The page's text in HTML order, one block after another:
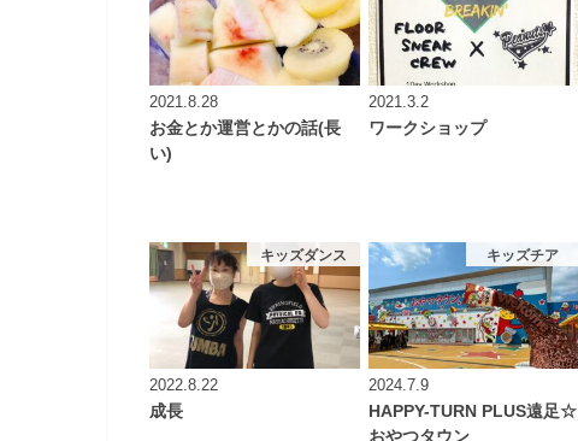
2021.8.28
お金とか運営とかの話(長
い)
2021.3.2
ワークショップ
キッズダンス
2022.8.22
成長
キッズチア
2024.7.9
HAPPY-TURN PLUS遠足☆
おやつタウン